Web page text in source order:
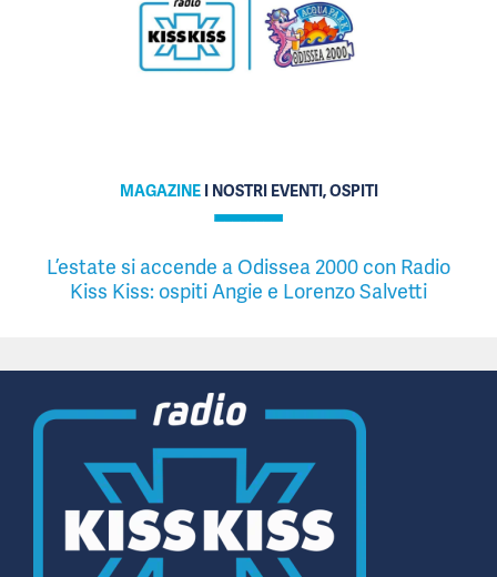
MAGAZINE I NOSTRI EVENTI, OSPITI
L’estate si accende a Odissea 2000 con Radio
Kiss Kiss: ospiti Angie e Lorenzo Salvetti